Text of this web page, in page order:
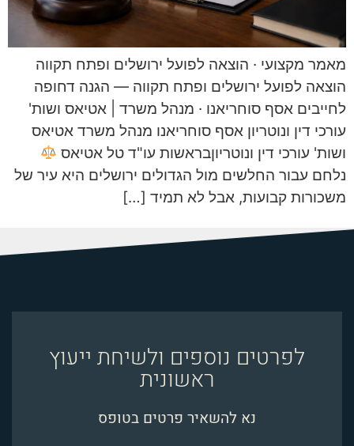
מאמר מקצועי · הוצאה לפועל ירושלים ופתח תקווה
הוצאה לפועל ירושלים ופתח תקווה — הגנה דחופה
לחייבים אסף סוחריאנו · מנהל משרד | אטיאס ושות'
עורכי דין ונוטריון אסף סוחריאנו מנהל משרד אטיאס
ושות' עורכי דין ונוטריוןבראשות עו"ד טל אטיאס
נלחם עבור החלשים מול הגדולים ירושלים היא עיר של
משכורות קבועות, אבל לא תמיד […]
לפרטים נוספים ולשיחת ייעוץ
ראשונית
נא להשאיר פרטים בטופס